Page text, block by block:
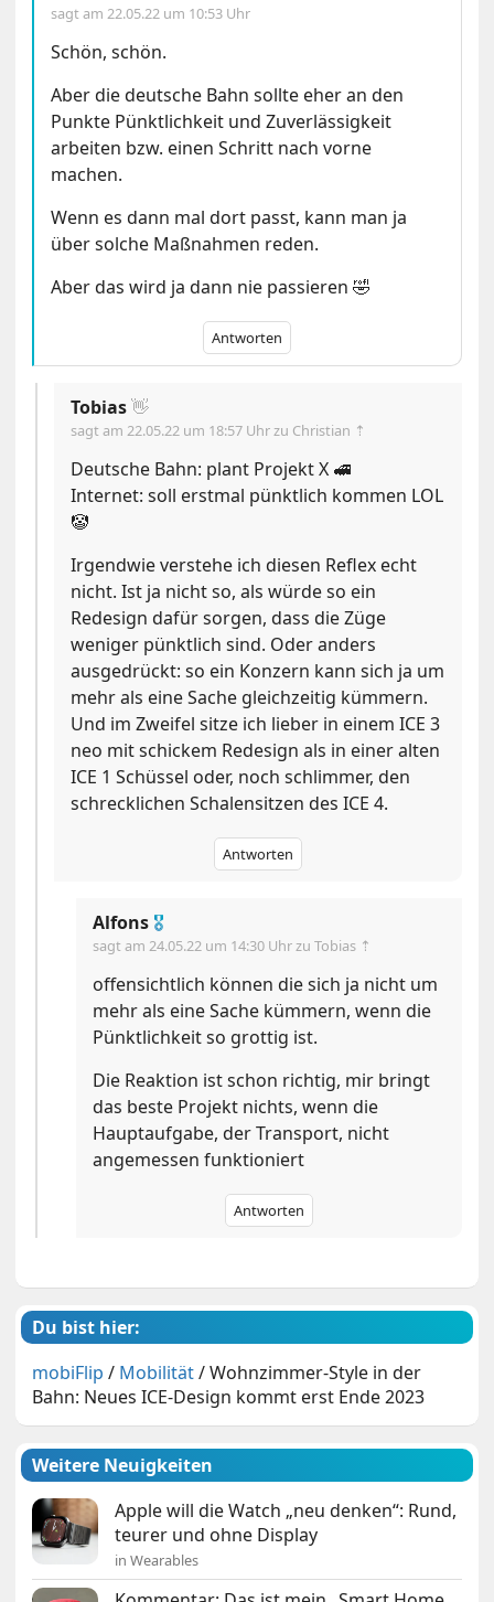
sagt am22.05.22 um 10:53 Uhr
Schön, schön.
Aber die deutsche Bahn sollte eher an den
Punkte Pünktlichkeit und Zuverlässigkeit
arbeiten bzw. einen Schritt nach vorne
machen.
Wenn es dann mal dort passt, kann man ja
über solche Maßnahmen reden.
Aber das wird ja dann nie passieren 🤣
Antworten
Tobias👋
sagt am22.05.22 um 18:57 Uhrzu Christian ⇡
Deutsche Bahn: plant Projekt X 🚅
Internet: soll erstmal pünktlich kommen LOL
🤡
Irgendwie verstehe ich diesen Reflex echt
nicht. Ist ja nicht so, als würde so ein
Redesign dafür sorgen, dass die Züge
weniger pünktlich sind. Oder anders
ausgedrückt: so ein Konzern kann sich ja um
mehr als eine Sache gleichzeitig kümmern.
Und im Zweifel sitze ich lieber in einem ICE 3
neo mit schickem Redesign als in einer alten
ICE 1 Schüssel oder, noch schlimmer, den
schrecklichen Schalensitzen des ICE 4.
Antworten
Alfons 🎖
sagt am24.05.22 um 14:30 Uhrzu Tobias ⇡
offensichtlich können die sich ja nicht um
mehr als eine Sache kümmern, wenn die
Pünktlichkeit so grottig ist.
Die Reaktion ist schon richtig, mir bringt
das beste Projekt nichts, wenn die
Hauptaufgabe, der Transport, nicht
angemessen funktioniert
Antworten
Du bist hier:
mobiFlip / Mobilität/Wohnzimmer-Style in der
Bahn: Neues ICE-Design kommt erst Ende 2023
Weitere Neuigkeiten
Apple will die Watch „neu denken“: Rund,
teurer und ohne Display
in Wearables